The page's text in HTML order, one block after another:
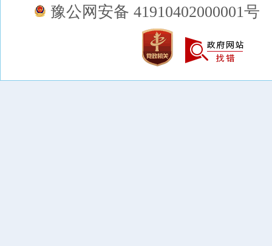
豫公网安备 41910402000001号